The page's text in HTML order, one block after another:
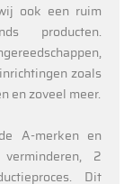
ook een ruim
producten.
zoals
en zoveel meer.
A-merken en
2
Dit